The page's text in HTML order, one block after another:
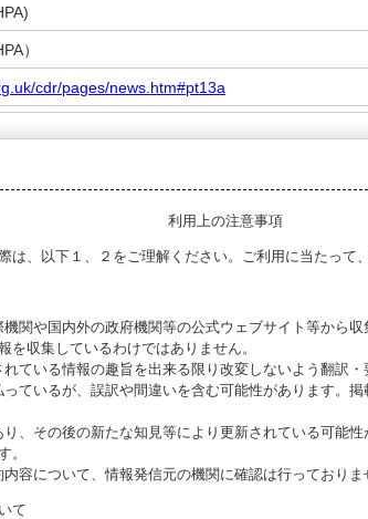
）
cdr/pages/news.htm#pt13a
利用上の注意事項
は、以下１、２をご理解ください。ご利用に当たって
関や国内外の政府機関等の公式ウェブサイト等から
を収集しているわけではありません。
ている情報の趣旨を出来る限り改変しないよう翻訳・
ているが、誤訳や間違いを含む可能性があります。
、その後の新たな知見等により更新されている可能
。
容について、情報発信元の機関に確認は行っておりま
て